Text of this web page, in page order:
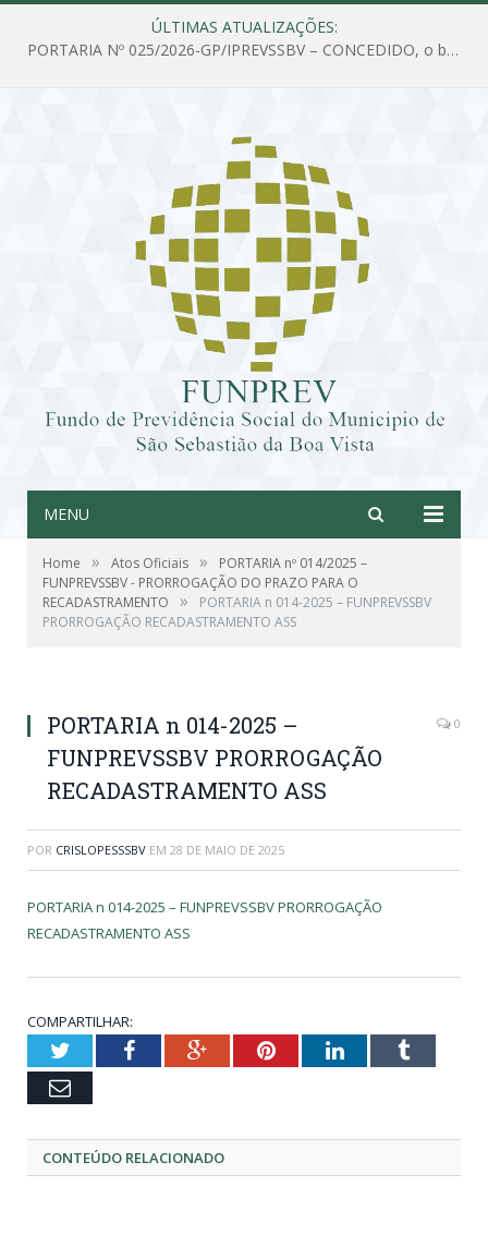
ÚLTIMAS ATUALIZAÇÕES:
PORTARIA Nº 025/2026-GP/IPREVSSBV – CONCEDIDO, o benefício de PENSÃO a MARIA ESTELA DOS SANTOS SOUZA
MENU
Home » Atos Oficiais »
PORTARIA nº 014/2025 –
FUNPREVSSBV - PRORROGAÇÃO DO PRAZO PARA O
RECADASTRAMENTO
»
PORTARIA n 014-2025 – FUNPREVSSBV
PRORROGAÇÃO RECADASTRAMENTO ASS
PORTARIA n 014-2025 –
FUNPREVSSBV PRORROGAÇÃO
RECADASTRAMENTO ASS
0
POR CRISLOPESSSBV EM 28 DE MAIO DE 2025
PORTARIA n 014-2025 – FUNPREVSSBV PRORROGAÇÃO
RECADASTRAMENTO ASS
COMPARTILHAR:
TwitterFacebookGoogle+PinterestLinkedInTumblr
Email
CONTEÚDO RELACIONADO